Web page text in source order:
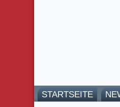
STARTSEITE